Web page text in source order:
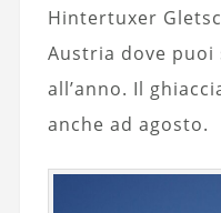
Hintertuxer
Austria dove puoi
all’anno. Il
anche ad agosto.